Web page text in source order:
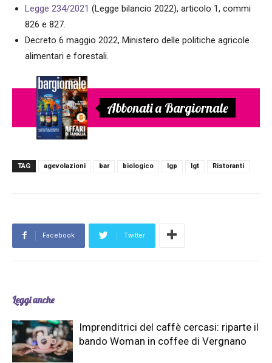
Legge 234/2021 (Legge bilancio 2022), articolo 1, commi
826 e 827.
Decreto 6 maggio 2022, Ministero delle politiche agricole
alimentari e forestali.
Abbonati a Bargiornale
TAG agevolazioni bar biologico Igp Igt Ristoranti
Facebook Twitter
Leggi anche
Imprenditrici del caffè cercasi: riparte il
bando Woman in coffee di Vergnano